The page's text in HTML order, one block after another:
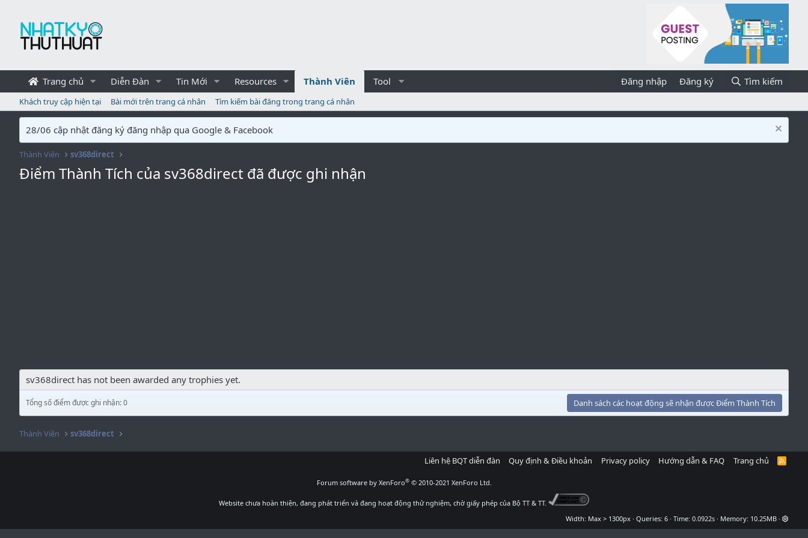
Trang chủ Diễn Đàn Tin Mới Resources Thành Viên Tool Đăng nhập Đăng ký Tìm kiếm
Khách truy cập hiện tại Bài mới trên trang cá nhân Tìm kiếm bài đăng trong trang cá nhân
28/06 cập nhật đăng ký đăng nhập qua Google & Facebook
Thành Viên sv368direct
Điểm Thành Tích của sv368direct đã được ghi nhận
sv368direct has not been awarded any trophies yet.
Tổng số điểm được ghi nhận: 0 Danh sách các hoạt động sẽ nhận được Điểm Thành Tích
Thành Viên sv368direct
Liên hệ BQT diễn đàn Quy định & Điều khoản Privacy policy Hướng dẫn & FAQ Trang chủ
R
Forum software by XenForo® © 2010-2021 XenForo Ltd.
Website chưa hoàn thiện, đang phát triển và đang hoạt động thử nghiệm, chờ giấy phép của Bộ TT & TT.
Width
Queries 6 Time 0.0922s Memory 10.25MB